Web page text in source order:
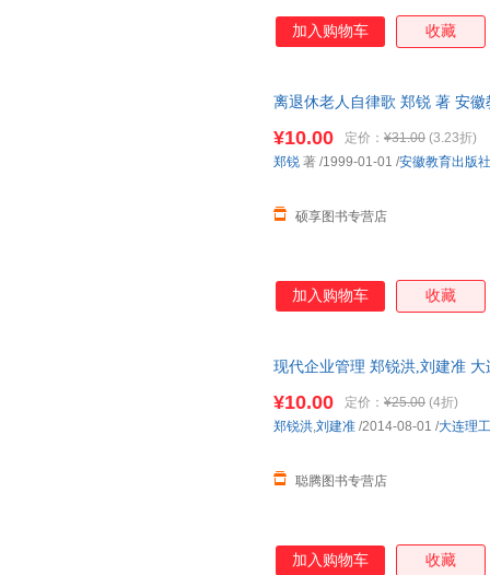
加入购物车 收藏
离退休老人自律歌 郑锐 著 安
¥10.00 定价： ¥31.00 (3.23折)
硕享图书专营店
郑锐 著 /1999-01-01 /安徽教育出版社
加入购物车 收藏
现代企业管理 郑锐洪,刘建准
¥10.00 定价： ¥25.00 (4折)
聪腾图书专营店
郑锐洪,刘建准 /2014-08-01 /大连理
加入购物车 收藏